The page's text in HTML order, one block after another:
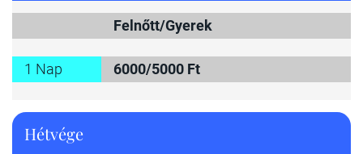
Felnőtt/Gyerek
1 Nap 6000/5000 Ft
Hétvége